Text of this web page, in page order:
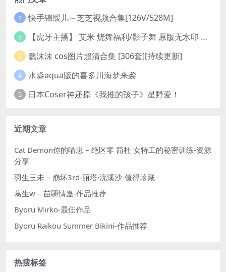
1 快手锦缎儿～芝芝视频合集[126V/528M]
2 【虎牙主播】 艾米 烧舞福利/影子舞 原版无水印 （1v/130m）
3 蠢沫沫 cos图片超清合集 [306套][持续更新]
4 水淼aqua版的喜多川海梦来袭
5 日本Coser神还原《我推的孩子》星野爱！
近期文章
Cat Demon你的喵崽 – 绝区零 简杜 女特工的秘密训练-资源
分享
羽生三未 – 崩坏3rd-丽塔·浣溪沙-值得珍藏
葛生w – 苗疆情蛊-作品推荐
Byoru Mirko-最佳作品
Byoru Raikou Summer Bikini-作品推荐
热搜标签